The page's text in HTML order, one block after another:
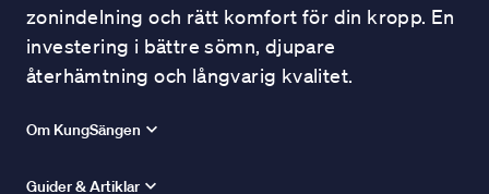
zonindelning och rätt komfort för din kropp. En
investering i bättre sömn, djupare
återhämtning och långvarig kvalitet.
Om KungSängen
Guider & Artiklar